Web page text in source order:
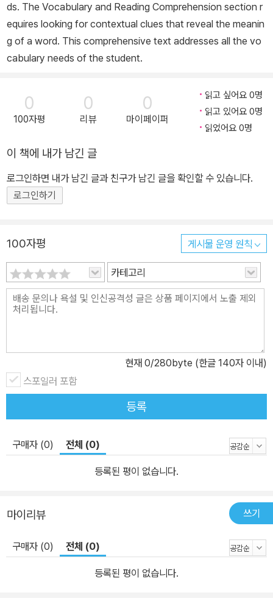
ds. The Vocabulary and Reading Comprehension section r
equires looking for contextual clues that reveal the meanin
g of a word. This comprehensive text addresses all the vo
cabulary needs of the student.
0
100자평
0
리뷰
0
마이페이퍼
읽고 싶어요 0명
읽고 있어요 0명
읽었어요 0명
이 책에 내가 남긴 글
로그인하면 내가 남긴 글과 친구가 남긴 글을 확인할 수 있습니다.
로그인하기
100자평 게시물 운영 원칙
카테고리
현재 0/280byte (한글 140자 이내)
스포일러 포함
등록
구매자 (0) 전체 (0)
등록된 평이 없습니다.
마이리뷰 쓰기
구매자 (0) 전체 (0)
등록된 평이 없습니다.